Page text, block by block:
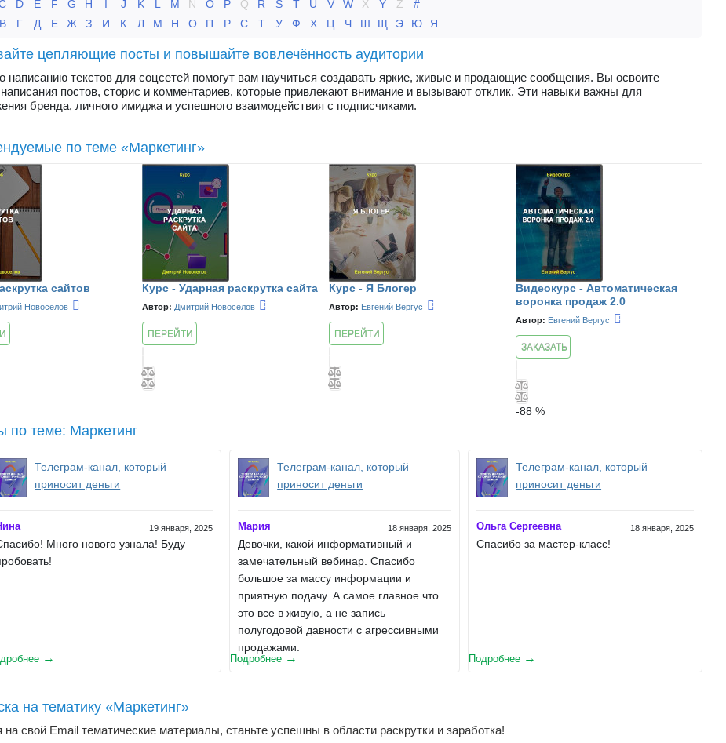
D E F G H I J K L M N O P Q R S T U V W X Y Z
#
В Г Д Е Ж З И К Л М Н О П Р С Т У Ф Х Ц Ч Ш Щ Э Ю Я
цепляющие посты и повышайте вовлечённость аудитории
написанию текстов для соцсетей помогут вам научиться создавать яркие, живые и продающие сообщения. Вы освоите
написания постов, сторис и комментариев, которые привлекают внимание и вызывают отклик. Эти навыки важны для
бренда, личного имиджа и успешного взаимодействия с подписчиками.
по теме «Маркетинг»
сайтов
Новоселов
Курс - Ударная раскрутка сайта
Автор: Дмитрий Новоселов
ПЕРЕЙТИ
Курс - Я Блогер
Автор: Евгений Вергус
ПЕРЕЙТИ
Видеокурс - Автоматическая
воронка продаж 2.0
Автор: Евгений Вергус
ЗАКАЗАТЬ
-88 %
по теме: Маркетинг
Телеграм-канал, который
приносит деньги
19 января, 2025
Много нового узнала! Буду
Телеграм-канал, который
приносит деньги
Мария 18 января, 2025
Подробнее
Девочки, какой информативный и
замечательный вебинар. Спасибо
большое за массу информации и
приятную подачу. А самое главное что
это все в живую, а не запись
полугодовой давности с агрессивными
продажами.
Телеграм-канал, который
приносит деньги
Ольга Сергеевна 18 января, 2025
Подробнее
Спасибо за мастер-класс!
на тематику «Маркетинг»
на свой Email тематические материалы, станьте успешны в области раскрутки и заработка!